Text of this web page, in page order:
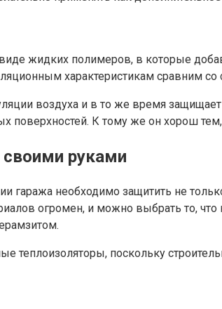
жидких полимеров, в которые
характеристикам сравним
воздуха и в то же время
поверхностей. К тому же он хорош тем,
своими руками
гаража необходимо защитить не
огромен, и можно выбрать то,
теплоизоляторы, поскольку